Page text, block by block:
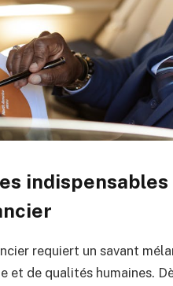
requiert un savant
et de qualités humaines.